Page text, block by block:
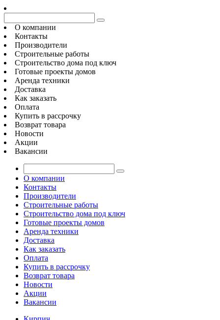
О компании
Контакты
Производители
Строительные работы
Строительство дома под ключ
Готовые проекты домов
Аренда техники
Доставка
Как заказать
Оплата
Купить в рассрочку
Возврат товара
Новости
Акции
Вакансии
О компании
Контакты
Производители
Строительные работы
Строительство дома под ключ
Готовые проекты домов
Аренда техники
Доставка
Как заказать
Оплата
Купить в рассрочку
Возврат товара
Новости
Акции
Вакансии